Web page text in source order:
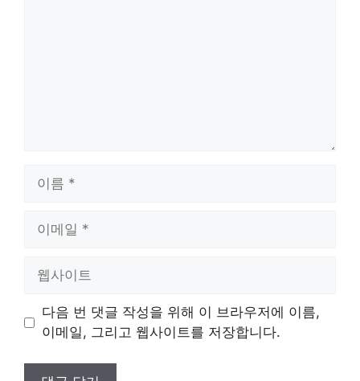
트
다음 번 댓글 작성을 위해 이 브라우저에 이름,
이메일, 그리고 웹사이트를 저장합니다.